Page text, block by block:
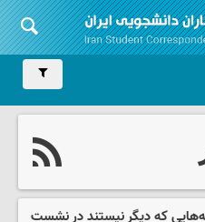
که دیگر نیستند در نشست